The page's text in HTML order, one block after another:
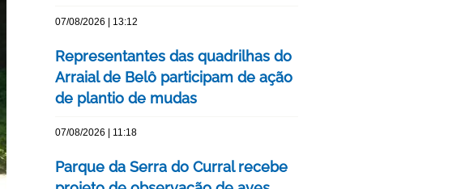
07/08/2026 | 13:12
Representantes das quadrilhas do
Arraial de Belô participam de ação
de plantio de mudas
07/08/2026 | 11:18
Parque da Serra do Curral recebe